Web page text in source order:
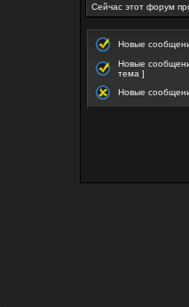
Сейчас этот форум
Новые
Новые
тема ]
Новые